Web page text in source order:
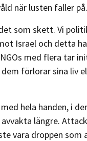
när lusten faller på.
som skett. Vi
Israel och detta
med flera tar
förlorar sina liv
hela handen, i
längre.
vara droppen som